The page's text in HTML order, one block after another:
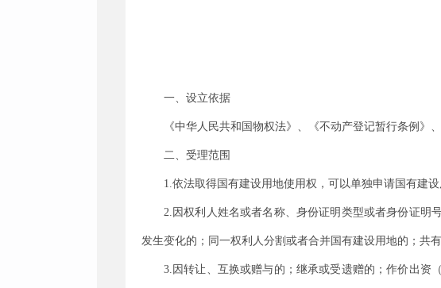
一、设立依据
《中华人民共和国物权法》、《不动产登记暂行条例》
二、受理范围
1.依法取得国有建设用地使用权，可以单独申请国有建设
2. 因权利人姓名或者名称、身份证明类型或者身份证明
发生变化的；同一权利人分割或者合并国有建设用地的；共
3. 因转让、互换或赠与的；继承或受遗赠的；作价出资